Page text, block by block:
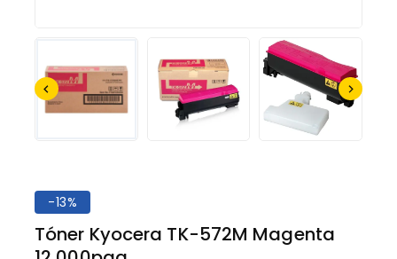
-13%
Tóner Kyocera TK-572M Magenta